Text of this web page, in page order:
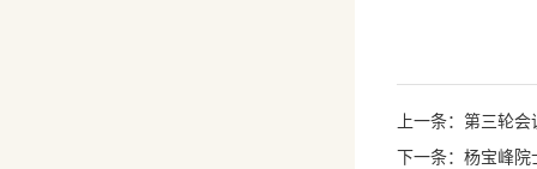
上一条：第三轮
下一条：杨宝峰